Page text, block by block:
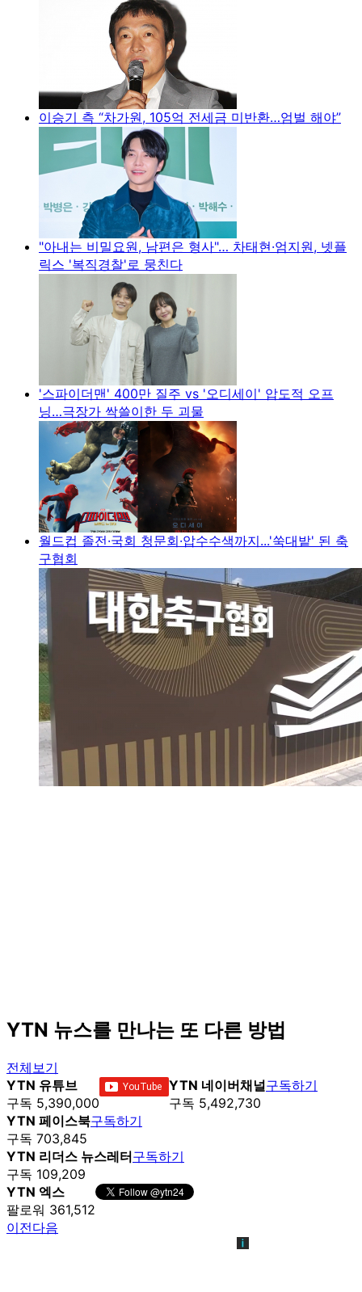
이승기 측 “차가원, 105억 전세금 미반환…엄벌 해야”
"아내는 비밀요원, 남편은 형사"… 차태현·엄지원, 넷플
릭스 '복직경찰'로 뭉친다
'스파이더맨' 400만 질주 vs '오디세이' 압도적 오프
닝…극장가 싹쓸이한 두 괴물
월드컵 졸전·국회 청문회·압수수색까지...'쑥대밭' 된 축
구협회
YTN 뉴스를 만나는 또 다른 방법
전체보기
YTN 유튜브
구독 5,390,000
YTN 네이버채널
구독 5,492,730
구독하기
YTN 페이스북
구독 703,845
구독하기
YTN 리더스 뉴스레터
구독 109,209
구독하기
YTN 엑스
팔로워 361,512
이전다음